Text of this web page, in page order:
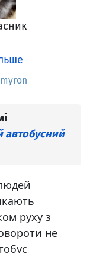
myron
автобусний
руху з
не